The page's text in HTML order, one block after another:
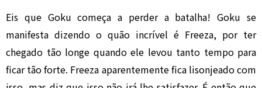
Eis que Goku começa a perder a batalha! Goku se
manifesta dizendo o quão incrível é Freeza, por ter
chegado tão longe quando ele levou tanto tempo para
ficar tão forte. Freeza aparentemente fica lisonjeado com